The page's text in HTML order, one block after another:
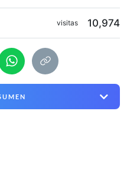
visitas 10,974